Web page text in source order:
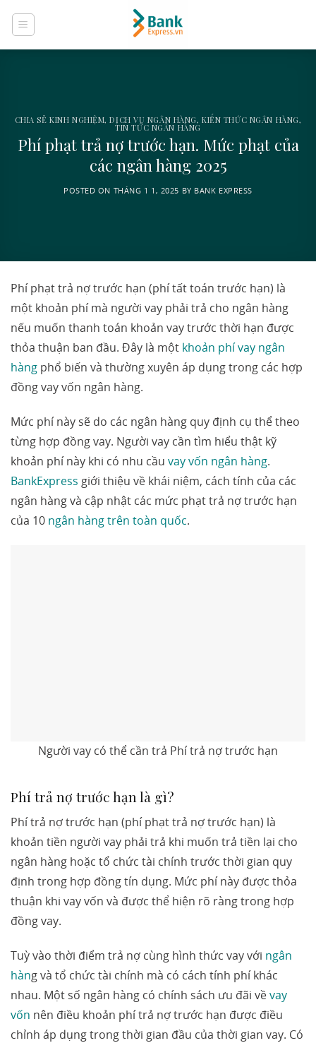
CHIA SẺ KINH NGHIỆM,DỊCH VỤ NGÂN HÀNG,KIẾN THỨC NGÂN HÀNG,
TIN TỨC NGÂN HÀNG
Phí phạt trả nợ trước hạn. Mức phạt của
các ngân hàng 2025
POSTED ON THÁNG 1 1, 2025 BY BANK EXPRESS
Phí phạt trả nợ trước hạn (phí tất toán trước hạn) là
một khoản phí mà người vay phải trả cho ngân hàng
nếu muốn thanh toán khoản vay trước thời hạn được
thỏa thuận ban đầu. Đây là một khoản phí vay ngân
hàng phổ biến và thường xuyên áp dụng trong các hợp
đồng vay vốn ngân hàng.
Mức phí này sẽ do các ngân hàng quy định cụ thể theo
từng hợp đồng vay. Người vay cần tìm hiểu thật kỹ
khoản phí này khi có nhu cầu vay vốn ngân hàng.
BankExpress giới thiệu về khái niệm, cách tính của các
ngân hàng và cập nhật các mức phạt trả nợ trước hạn
của 10 ngân hàng trên toàn quốc.
Người vay có thể cần trả Phí trả nợ trước hạn
Phí trả nợ trước hạn là gì?
Phí trả nợ trước hạn (phí phạt trả nợ trước hạn) là
khoản tiền người vay phải trả khi muốn trả tiền lại cho
ngân hàng hoặc tổ chức tài chính trước thời gian quy
định trong hợp đồng tín dụng. Mức phí này được thỏa
thuận khi vay vốn và được thể hiện rõ ràng trong hợp
đồng vay.
Tuỳ vào thời điểm trả nợ cùng hình thức vay với ngân
hàng và tổ chức tài chính mà có cách tính phí khác
nhau. Một số ngân hàng có chính sách ưu đãi vềvay
vốn nên điều khoản phí trả nợ trước hạn được điều
chỉnh áp dụng trong thời gian đầu của thời gian vay. Có